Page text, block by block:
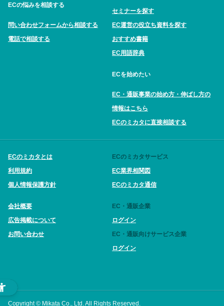
ECの悩みを相談する
問い合わせフォームから相談する
電話で相談する
セミナーを探す
EC運営の役立ち資料を探す
おすすめ書籍
EC用語辞典
ECを始めたい
EC・通販事業の始め方・伸ばし方の
情報はこちら
ECのミカタに直接相談する
ECのミカタとは
利用規約
個人情報保護方針
会社概要
広告掲載について
お問い合わせ
ECのミカタサービス
EC業界相関図
ECのミカタ通信
EC・通販企業
ログイン
EC・通販向けサービス企業
ログイン
Copyright © Mikata Co., Ltd. All Rights Reserved.